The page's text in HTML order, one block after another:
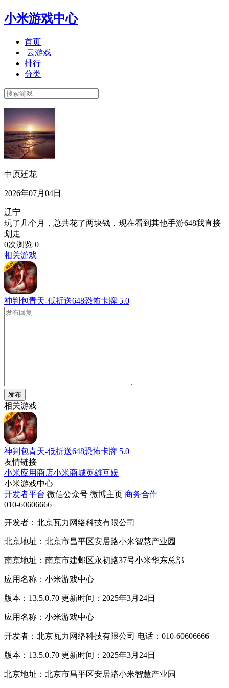
小米游戏中心
首页
云游戏
排行
分类
中原廷花
2026年07月04日
辽宁
玩了几个月，总共花了两块钱，现在看到其他手游648我直接
划走
0次浏览 0
相关游戏
神判包青天-低折送648恐怖卡牌 5.0
发布
相关游戏
神判包青天-低折送648恐怖卡牌 5.0
友情链接
小米应用商店小米商城英雄互娱
小米游戏中心
开发者平台 微信公众号 微博主页 商务合作
010-60606666
开发者：北京瓦力网络科技有限公司
北京地址：北京市昌平区安居路小米智慧产业园
南京地址：南京市建邺区永初路37号小米华东总部
应用名称：小米游戏中心
版本：13.5.0.70 更新时间：2025年3月24日
应用名称：小米游戏中心
开发者：北京瓦力网络科技有限公司 电话：010-60606666
版本：13.5.0.70 更新时间：2025年3月24日
北京地址：北京市昌平区安居路小米智慧产业园